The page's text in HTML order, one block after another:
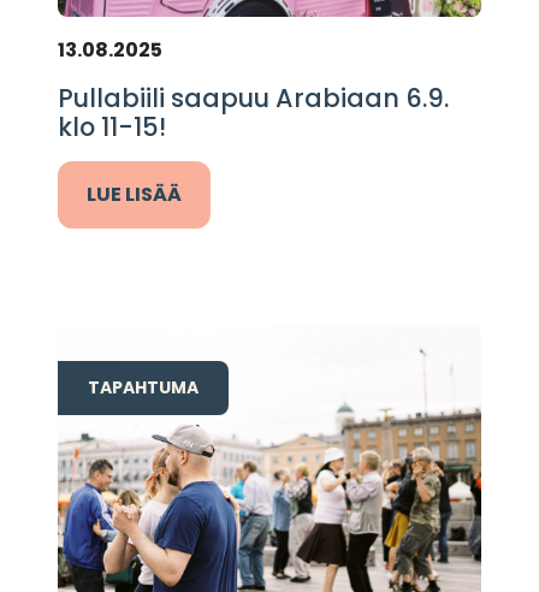
13.08.2025
Pullabiili saapuu Arabiaan 6.9.
klo 11-15!
LUE LISÄÄ
TAPAHTUMA